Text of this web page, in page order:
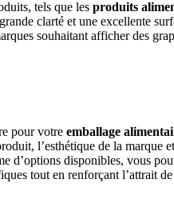
tels que les produits
clarté et une excellente
souhaitant afficher des
pour votre emballage
l’esthétique de la marque
d’options disponibles, vous
tout en renforçant l’attrait